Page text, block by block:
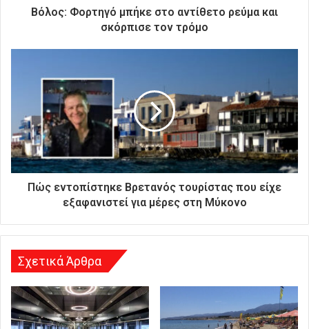
δ
ι
ε
ν
Βόλος: Φορτηγό μπήκε στο αντίθετο ρεύμα και
σκόρπισε τον τρόμο
Πώς εντοπίστηκε Βρετανός τουρίστας που είχε
εξαφανιστεί για μέρες στη Μύκονο
Σχετικά Άρθρα